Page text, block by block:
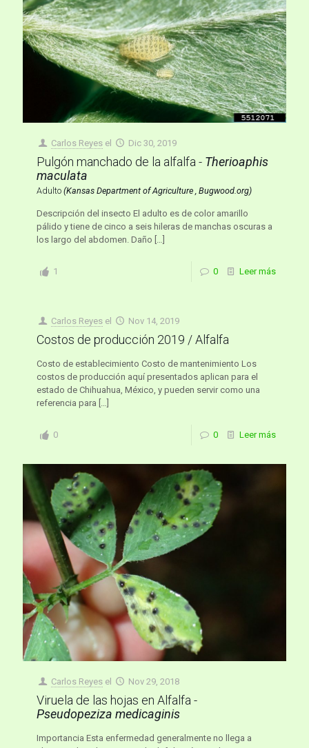
Carlos Reyes el Dic 30, 2019
Pulgón manchado de la alfalfa - Therioaphis
maculata
Adulto (Kansas Department of Agriculture , Bugwood.org)
Descripción del insecto El adulto es de color amarillo
pálido y tiene de cinco a seis hileras de manchas oscuras a
los largo del abdomen. Daño
1 0 Leer más
Carlos Reyes el Nov 14, 2019
Costos de producción 2019 / Alfalfa
Costo de establecimiento Costo de mantenimiento Los
costos de producción aquí presentados aplican para el
estado de Chihuahua, México, y pueden servir como una
referencia para
0 0 Leer más
Carlos Reyes el Nov 29, 2018
Viruela de las hojas en Alfalfa -
Pseudopeziza medicaginis
Importancia Esta enfermedad generalmente no llega a